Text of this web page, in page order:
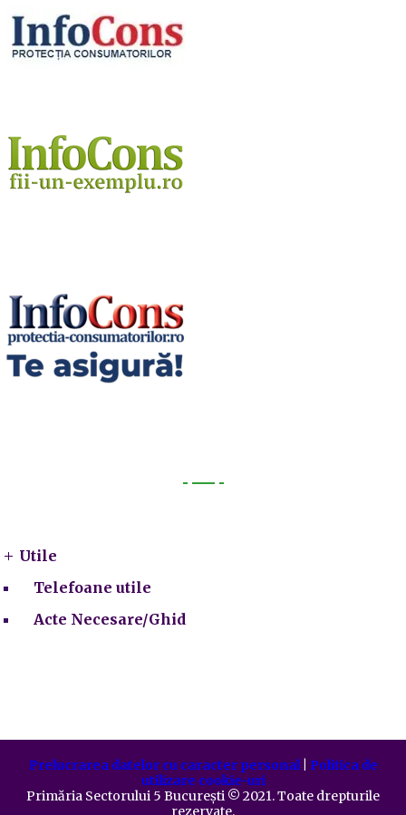
Utile
Telefoane utile
Acte Necesare/Ghid
Prelucrarea datelor cu caracter personal| Politica de
utilizare cookie-uri
Primăria Sectorului 5 București ©️ 2021. Toate drepturile
rezervate.